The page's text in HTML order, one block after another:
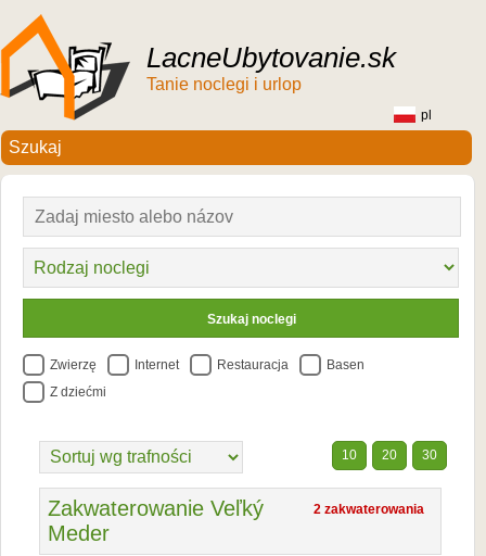
LacneUbytovanie.sk
Tanie noclegi i urlop
pl
Zwierzę Internet Restauracja
Basen
Z dziećmi
10 20 30
2 zakwaterowania
Zakwaterowanie Veľký
Meder